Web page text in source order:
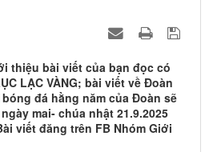
thiệu bài viết của bạn đọc có
LẠC VÀNG; bài viết về Đoàn
đá hằng năm của Đoàn sẽ
mai- chúa nhật 21.9.2025
viết đăng trên FB Nhóm Giới